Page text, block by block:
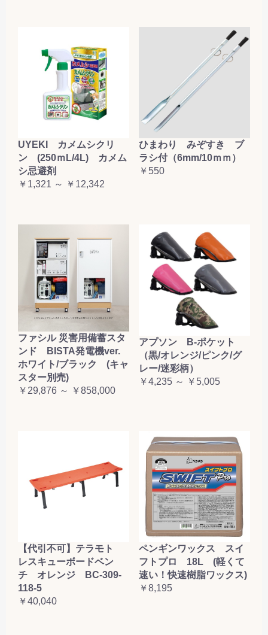
UYEKI カメムシクリ
ン (250ｍL/4L) カメム
シ忌避剤
￥1,321 ～ ￥12,342
ひまわり みぞすき ブ
ラシ付（6mm/10ｍｍ）
￥550
ファシル 災害用備蓄スタ
ンド BISTA発電機ver.
ホワイト/ブラック (キャ
スター別売)
￥29,876 ～ ￥858,000
アプソン B-ポケット
（黒/オレンジ/ピンク/グ
レー/迷彩柄）
￥4,235 ～ ￥5,005
【代引不可】テラモト
レスキューボードベン
チ オレンジ BC-309-
118-5
￥40,040
ペンギンワックス スイ
フトプロ 18L (軽くて
速い！快速樹脂ワックス)
￥8,195